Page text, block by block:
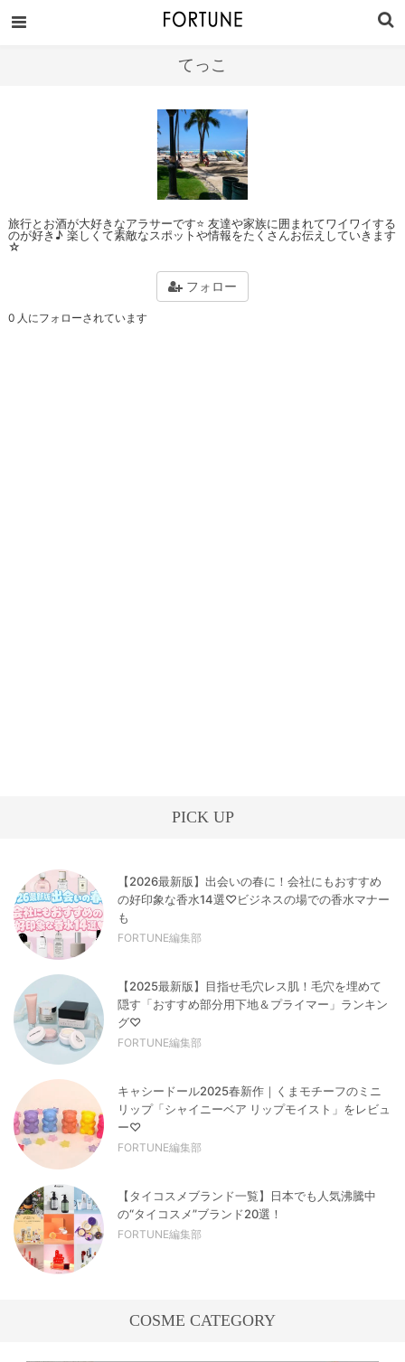
てっこ
旅行とお酒が大好きなアラサーです⭐ 友達や家族に囲まれてワイワイする
のが好き♪ 楽しくて素敵なスポットや情報をたくさんお伝えしていきます
☆
フォロー
0 人にフォローされています
PICK UP
【2026最新版】出会いの春に！会社にもおすすめ
の好印象な香水14選♡ビジネスの場での香水マナー
も
FORTUNE編集部
【2025最新版】目指せ毛穴レス肌！毛穴を埋めて
隠す「おすすめ部分用下地＆プライマー」ランキン
グ♡
FORTUNE編集部
キャシードール2025春新作｜くまモチーフのミニ
リップ「シャイニーベア リップモイスト」をレビュ
ー♡
FORTUNE編集部
【タイコスメブランド一覧】日本でも人気沸騰中
の“タイコスメ”ブランド20選！
FORTUNE編集部
COSME CATEGORY